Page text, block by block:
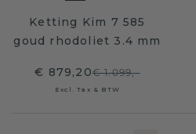
Ketting Kim 7 585
goud rhodoliet 3.4 mm
€ 879,20€ 1.099,-
Excl. Tax & BTW